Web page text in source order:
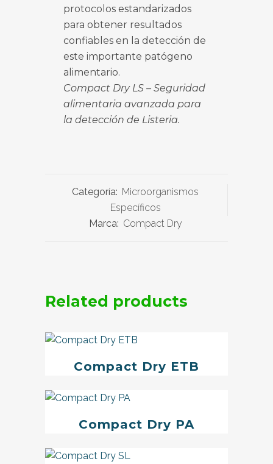
protocolos estandarizados
para obtener resultados
confiables en la detección de
este importante patógeno
alimentario.
Compact Dry LS – Seguridad
alimentaria avanzada para
la detección de Listeria.
Categoría: Microorganismos
Específicos
Marca: Compact Dry
Related products
Compact Dry ETB
Compact Dry PA